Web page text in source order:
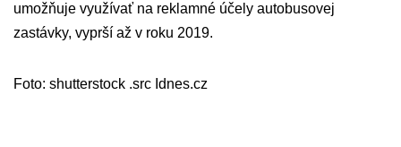
umožňuje využívať na reklamné účely autobusovej
zastávky, vyprší až v roku 2019.
Foto: shutterstock .src Idnes.cz